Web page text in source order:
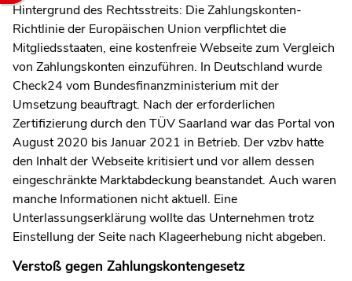
Hintergrund des Rechtsstreits: Die Zahlungskonten-
Richtlinie der Europäischen Union verpflichtet die
Mitgliedsstaaten, eine kostenfreie Webseite zum Vergleich
von Zahlungskonten einzuführen. In Deutschland wurde
Check24 vom Bundesfinanzministerium mit der
Umsetzung beauftragt. Nach der erforderlichen
Zertifizierung durch den TÜV Saarland war das Portal von
August 2020 bis Januar 2021 in Betrieb. Der vzbv hatte
den Inhalt der Webseite kritisiert und vor allem dessen
eingeschränkte Marktabdeckung beanstandet. Auch waren
manche Informationen nicht aktuell. Eine
Unterlassungserklärung wollte das Unternehmen trotz
Einstellung der Seite nach Klageerhebung nicht abgeben.
Verstoß gegen Zahlungskontengesetz